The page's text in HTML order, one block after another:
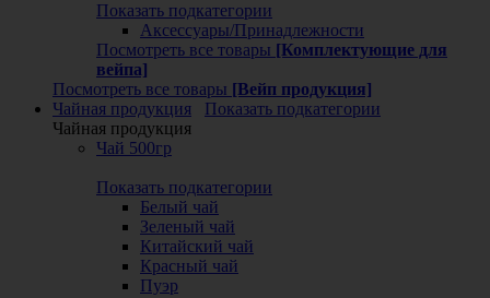
Показать подкатегории
Аксессуары/Принадлежности
Посмотреть все товары [Комплектующие для
вейпа]
Посмотреть все товары [Вейп продукция]
Чайная продукция
Показать подкатегории
Чайная продукция
Чай 500гр
Показать подкатегории
Белый чай
Зеленый чай
Китайский чай
Красный чай
Пуэр